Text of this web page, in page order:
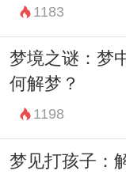
追求和社会
心更深层次的
自己住在豪宅
护的寻求，是
种解读下，豪
对于情感安全
1183
梦境之谜：梦
何解梦？
1198
梦见打孩子：